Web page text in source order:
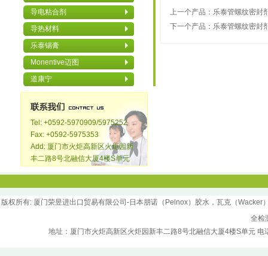
导电粘合剂
导热材料
乐泰锡膏
Monentive迈图
道康宁
Tel: +0592-5970909/5975252
Fax: +0592-5975353
Add: 厦门市火炬高新区火炬园新
丰二路8号北融信大厦4楼S单元
上一个产品： 乐泰管螺纹密封
下一个产品： 乐泰管螺纹密封
版权所有: 厦门荣昱进出口贸易有限公司-日本朋诺（Pelnox）胶水，瓦克（
全检
地址：厦门市火炬高新区火炬园新丰二路8号北融信大厦4楼S单元